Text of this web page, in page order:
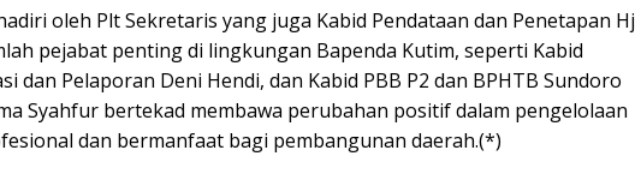
oleh Plt Sekretaris yang juga Kabid Pendataan dan Penetapan Hj
pejabat penting di lingkungan Bapenda Kutim, seperti Kabid
dan Pelaporan Deni Hendi, dan Kabid PBB P2 dan BPHTB Sundoro
Syahfur bertekad membawa perubahan positif dalam pengelolaan
dan bermanfaat bagi pembangunan daerah.(*)